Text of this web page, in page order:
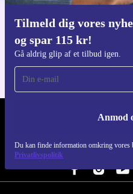
Tilmeld dig vores
og spar 115 kr!
Gå aldrig glip af et tilbud igen.
Anmod
Du kan finde information omkring vores
Privatlivspolitik
REFURBED